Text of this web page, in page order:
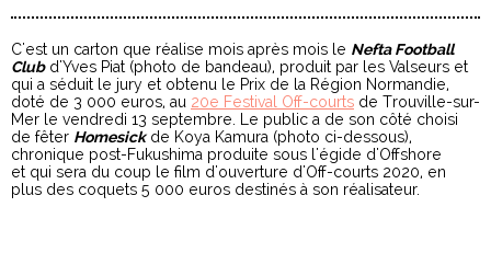
C'est un carton que réalise mois après mois le Nefta Football
Clubd'Yves Piat (photo de bandeau), produit par les Valseurs et
qui a séduit le jury et obtenu le Prix de la Région Normandie,
doté de 3 000 euros, au 20e Festival Off-courts de Trouville-sur-
Mer le vendredi 13 septembre. Le public a de son côté choisi
de fêter Homesickde Koya Kamura (photo ci-dessous),
chronique post-Fukushima produite sous l'égide d'Offshore
et qui sera du coup le film d'ouverture d'Off-courts 2020, en
plus des coquets 5 000 euros destinés à son réalisateur.